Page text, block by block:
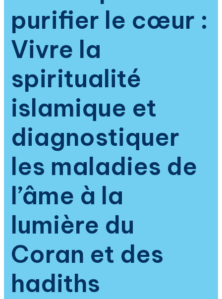
purifier le cœur :
Vivre la
spiritualité
islamique et
diagnostiquer
les maladies de
l’âme à la
lumière du
Coran et des
hadiths
hadiths